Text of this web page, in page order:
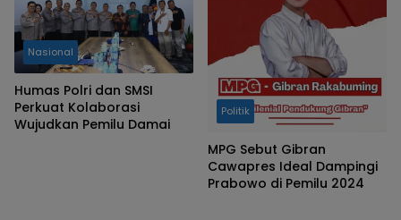
Nasional
Humas Polri dan SMSI
Perkuat Kolaborasi
Wujudkan Pemilu Damai
Politik
MPG Sebut Gibran
Cawapres Ideal Dampingi
Prabowo di Pemilu 2024